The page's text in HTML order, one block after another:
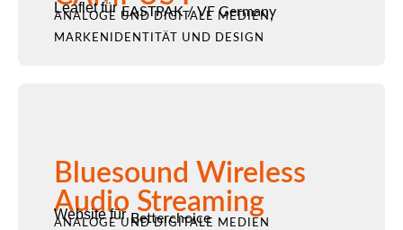
Leaflet für EASTPAK/VF Germany
ANALOGE UND DIGITALE MEDIEN,
MARKENIDENTITÄT UND DESIGN
Bluesound Wireless
Audio Streaming
Website für Betterchoice
ANALOGE UND DIGITALE MEDIEN